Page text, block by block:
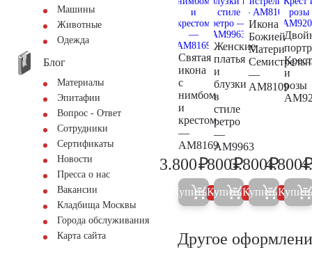
Машины
Животные
Одежда
Блог
Материалы
Эпитафии
Вопрос - Ответ
Сотрудники
Сертификаты
Новости
Пресса о нас
Вакансии
Кладбища Москвы
Города обслуживания
Карта сайта
Святая
икона
с
нимбом
и
крестом
—
AM8169
4.000
3.800₽
Купить 5%
Женские
платья
и
блузки
в
стиле
ретро
—
AM9963
800
800₽
Купить 5%
Икона
Божией
Матери
—
AM8109
4.000
3.800₽
Купить 5%
Крест
и
розы
4.800
Купить
Другое